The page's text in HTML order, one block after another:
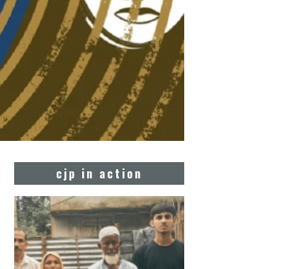
cjp in action